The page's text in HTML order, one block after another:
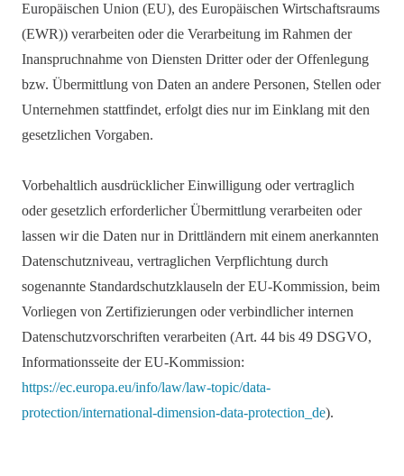
Europäischen Union (EU), des Europäischen Wirtschaftsraums
(EWR)) verarbeiten oder die Verarbeitung im Rahmen der
Inanspruchnahme von Diensten Dritter oder der Offenlegung
bzw. Übermittlung von Daten an andere Personen, Stellen oder
Unternehmen stattfindet, erfolgt dies nur im Einklang mit den
gesetzlichen Vorgaben.
Vorbehaltlich ausdrücklicher Einwilligung oder vertraglich
oder gesetzlich erforderlicher Übermittlung verarbeiten oder
lassen wir die Daten nur in Drittländern mit einem anerkannten
Datenschutzniveau, vertraglichen Verpflichtung durch
sogenannte Standardschutzklauseln der EU-Kommission, beim
Vorliegen von Zertifizierungen oder verbindlicher internen
Datenschutzvorschriften verarbeiten (Art. 44 bis 49 DSGVO,
Informationsseite der EU-Kommission:
https://ec.europa.eu/info/law/law-topic/data-
protection/international-dimension-data-protection_de).